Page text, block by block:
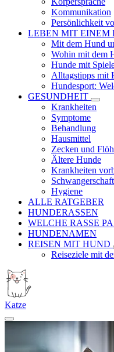
Kommunikation
Persönlichkeit
LEBEN MIT EINEM
Mit dem Hund
Wohin mit dem
Hunde mit
Alltagstipps mit
Hundesport:
GESUNDHEIT
Krankheiten
Symptome
Behandlung
Hausmittel
Zecken und
Ältere Hunde
Krankheiten
Schwangerschaft
Hygiene
ALLE RATGEBER
HUNDERASSEN
WELCHE RASSE
HUNDENAMEN
REISEN MIT HUND
Reiseziele mit
Katze